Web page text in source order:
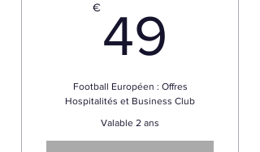
€ 49
Football Européen : Offres
Hospitalités et Business Club
Valable 2 ans